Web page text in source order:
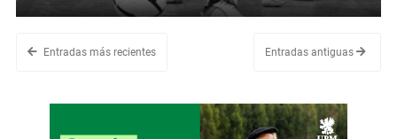
Entradas más recientes Entradas antiguas